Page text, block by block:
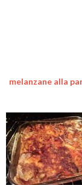
melanzane alla